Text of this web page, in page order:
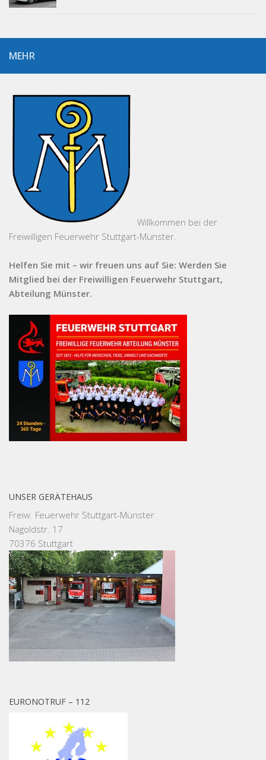
MEHR
Willkommen bei der
Freiwilligen Feuerwehr Stuttgart-Münster.
Helfen Sie mit – wir freuen uns auf Sie: Werden Sie
Mitglied bei der Freiwilligen Feuerwehr Stuttgart,
Abteilung Münster.
UNSER GERÄTEHAUS
Freiw. Feuerwehr Stuttgart-Münster
Nagoldstr. 17
70376 Stuttgart
EURONOTRUF – 112